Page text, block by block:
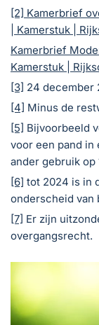
[2] Kamerbrief
| Kamerstuk |
Kamerbrief
Kamerstuk |
[3] 24 december
[4] Minus de
[5] Bijvoorbeeld
voor een pand in
ander gebruik op
[6] tot 2024 is in
onderscheid van
[7] Er zijn
overgangsrecht.